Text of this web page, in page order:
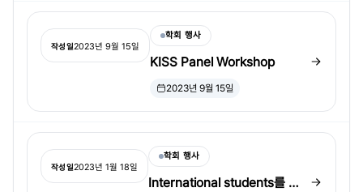
작성일2023년 9월 15일
학회 행사
KISS Panel Workshop
2023년 9월 15일
작성일2023년 1월 18일
학회 행사
International students를 위